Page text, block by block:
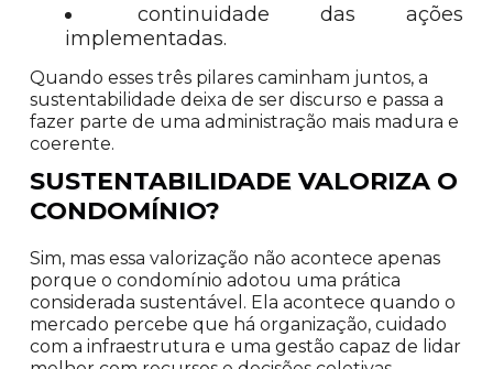
continuidade das ações
implementadas.
Quando esses três pilares caminham juntos, a
sustentabilidade deixa de ser discurso e passa a
fazer parte de uma administração mais madura e
coerente.
SUSTENTABILIDADE VALORIZA O
CONDOMÍNIO?
Sim, mas essa valorização não acontece apenas
porque o condomínio adotou uma prática
considerada sustentável. Ela acontece quando o
mercado percebe que há organização, cuidado
com a infraestrutura e uma gestão capaz de lidar